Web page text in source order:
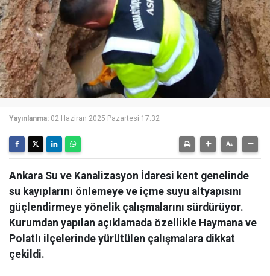
Yayınlanma: 02 Haziran 2025 Pazartesi 17:32
Ankara Su ve Kanalizasyon İdaresi kent genelinde
su kayıplarını önlemeye ve içme suyu altyapısını
güçlendirmeye yönelik çalışmalarını sürdürüyor.
Kurumdan yapılan açıklamada özellikle Haymana ve
Polatlı ilçelerinde yürütülen çalışmalara dikkat
çekildi.